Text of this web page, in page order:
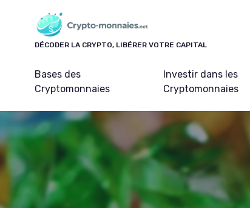
DÉCODER LA CRYPTO, LIBÉRER VOTRE CAPITAL
Bases des
Cryptomonnaies
Investir dans les
Cryptomonnaies